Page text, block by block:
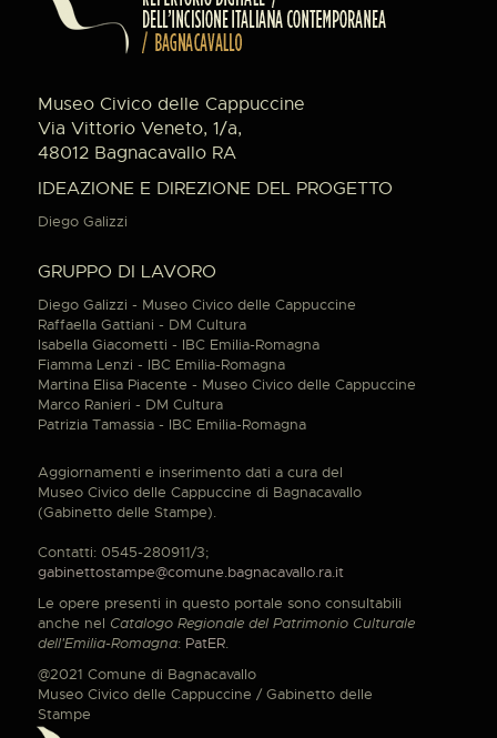
Museo Civico delle Cappuccine
Via Vittorio Veneto, 1/a,
48012 Bagnacavallo RA
IDEAZIONE E DIREZIONE DEL PROGETTO
Diego Galizzi
GRUPPO DI LAVORO
Diego Galizzi - Museo Civico delle Cappuccine
Raffaella Gattiani - DM Cultura
Isabella Giacometti - IBC Emilia-Romagna
Fiamma Lenzi - IBC Emilia-Romagna
Martina Elisa Piacente - Museo Civico delle Cappuccine
Marco Ranieri - DM Cultura
Patrizia Tamassia - IBC Emilia-Romagna
Aggiornamenti e inserimento dati a cura del
Museo Civico delle Cappuccine di Bagnacavallo
(Gabinetto delle Stampe).
Contatti: 0545-280911/3;
gabinettostampe@comune.bagnacavallo.ra.it
Le opere presenti in questo portale sono consultabili
anche nel Catalogo Regionale del Patrimonio Culturale
dell'Emilia-Romagna: PatER.
@2021 Comune di Bagnacavallo
Museo Civico delle Cappuccine / Gabinetto delle
Stampe